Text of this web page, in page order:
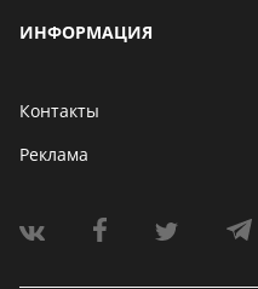
ИНФОРМАЦИЯ
Контакты
Реклама